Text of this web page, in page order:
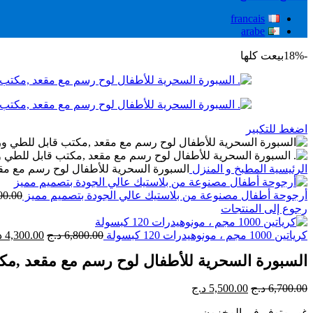
francais
arabe
-18% بيعت كلها
اضغط للتكبير
الرئيسية المطبخ و المنزل السبورة السحرية للأطفال لوح رسم
أرجوحة أطفال مصنوعة من بلاستيك عالي الجودة بتصميم مميز
رجوع إلى المنتجات
كرياتين 1000 مجم ، مونوهيدرات 120 كبسولة 6,800.00 د.ج السعر
هو:
4,300.00
السبورة السحرية للأطفال لوح رسم مع مقعد
6,700.00 د.ج السعر
5,500.00 د.ج